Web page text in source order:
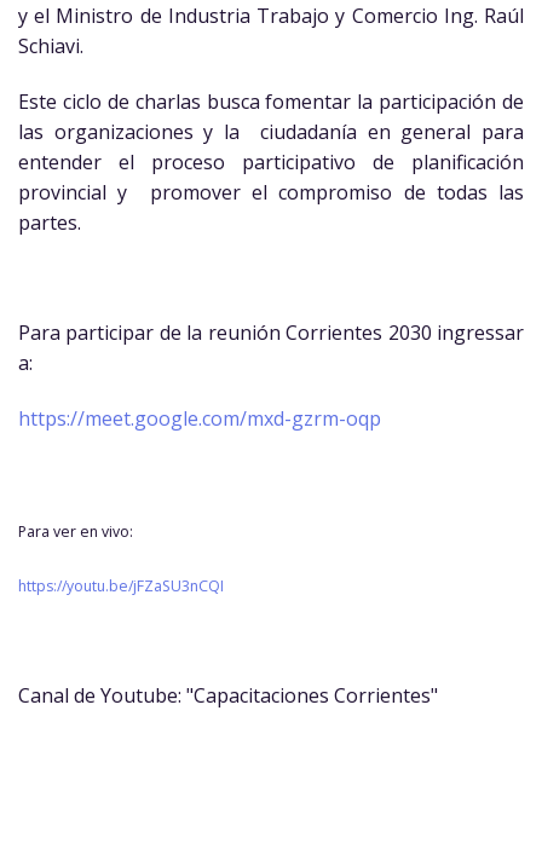
y el Ministro de Industria Trabajo y Comercio Ing. Raúl
Schiavi.
Este ciclo de charlas busca fomentar la participación de
las organizaciones y la ciudadanía en general para
entender el proceso participativo de planificación
provincial y promover el compromiso de todas las
partes.
Para participar de la reunión Corrientes 2030 ingressar
a:
https://meet.google.com/mxd-gzrm-oqp
Para ver en vivo:
https://youtu.be/jFZaSU3nCQI
Canal de Youtube: "Capacitaciones Corrientes"